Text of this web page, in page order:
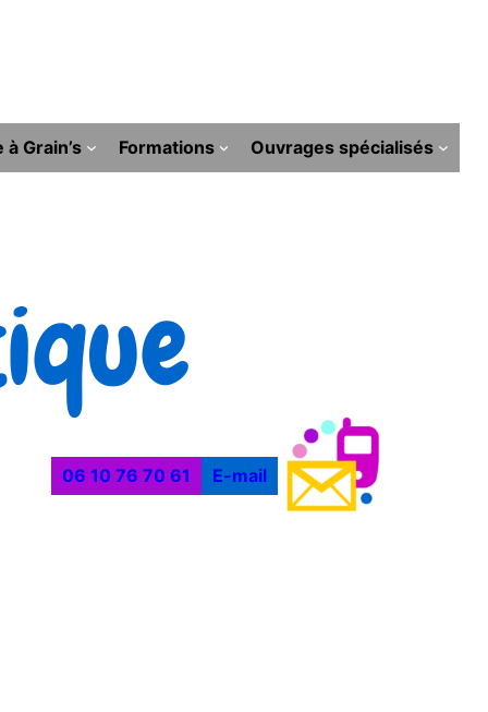
à Grain’s Formations Ouvrages spécialisés
06 10 76 70 61 E-mail